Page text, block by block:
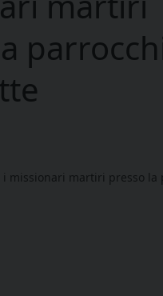
i missionari martiri presso la